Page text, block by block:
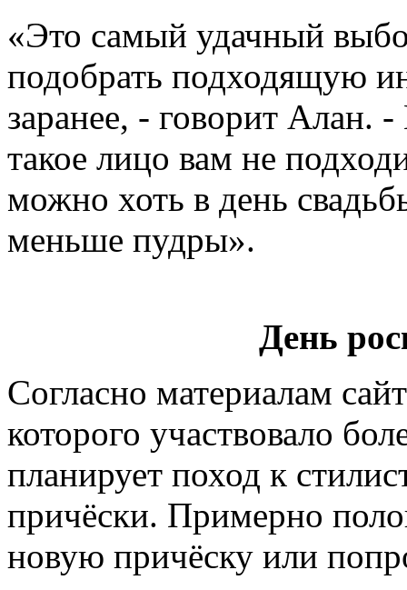
«Это самый удачный
подобрать подходящую
заранее, - говорит Алан.
такое лицо вам не
можно хоть в день
меньше пудры».
День
Согласно материалам
которого участвовало
планирует поход к
причёски. Примерно
новую причёску или